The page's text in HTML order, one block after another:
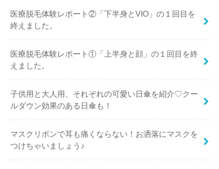
医療脱毛体験レポート②「下半身とVIO」の１回目を
終えました。
医療脱毛体験レポート①「上半身と顔」の１回目を終
えました。
子供用と大人用、それぞれの可愛い日傘を紹介♡クー
ルダウン効果のある日傘も！
マスクリボンで耳も痛くならない！お洒落にマスクを
つけちゃいましょう♪